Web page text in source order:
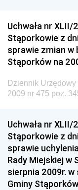
Dziennik
Chemicznego i
Dziennik
Gospodarki
Dziennik
Społecznej
Dziennik
Dziennik
Budownictwa
Dziennik
Żeglugi
Uchwała nr
Stąporkowie z
sprawie zmian w
Stąporków na
Dziennik
2009 nr 475 poz.
Uchwała nr
Stąporkowie z
sprawie
Rady Miejskiej w
sierpnia 2009r.
Gminy